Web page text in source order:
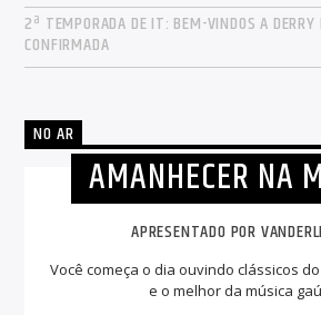
2ª TEMPORADA DE IT: BEM-VINDOS A DERRY
CONFIRMADA
NO AR
AMANHECER NA
APRESENTADO POR
Você começa o dia ouvindo clássicos
e o melhor da música